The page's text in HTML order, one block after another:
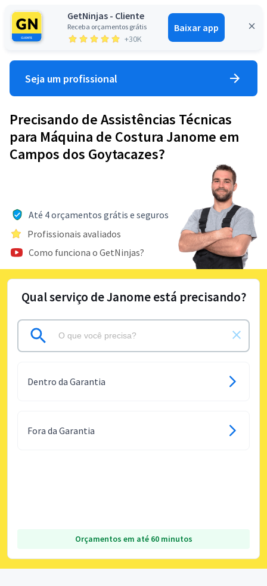
GetNinjas - Cliente
Receba orçamentos grátis
+30K
Baixar app
Entrar
Seja um profissional
Precisando de Assistências Técnicas
para Máquina de Costura Janome em
Campos dos Goytacazes?
Até 4 orçamentos grátis e seguros
Profissionais avaliados
Como funciona o GetNinjas?
Qual serviço de Janome está precisando?
Dentro da Garantia
Fora da Garantia
Orçamentos em até 60 minutos